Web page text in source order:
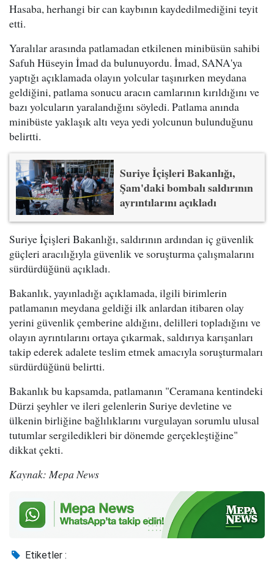
Hasaba, herhangi bir can kaybının kaydedilmediğini teyit
etti.
Yaralılar arasında patlamadan etkilenen minibüsün sahibi
Safuh Hüseyin İmad da bulunuyordu. İmad, SANA'ya
yaptığı açıklamada olayın yolcular taşınırken meydana
geldiğini, patlama sonucu aracın camlarının kırıldığını ve
bazı yolcuların yaralandığını söyledi. Patlama anında
minibüste yaklaşık altı veya yedi yolcunun bulunduğunu
belirtti.
Suriye İçişleri Bakanlığı,
Şam'daki bombalı saldırının
ayrıntılarını açıkladı
Suriye İçişleri Bakanlığı, saldırının ardından iç güvenlik
güçleri aracılığıyla güvenlik ve soruşturma çalışmalarını
sürdürdüğünü açıkladı.
Bakanlık, yayınladığı açıklamada, ilgili birimlerin
patlamanın meydana geldiği ilk anlardan itibaren olay
yerini güvenlik çemberine aldığını, delilleri topladığını ve
olayın ayrıntılarını ortaya çıkarmak, saldırıya karışanları
takip ederek adalete teslim etmek amacıyla soruşturmaları
sürdürdüğünü belirtti.
Bakanlık bu kapsamda, patlamanın "Ceramana kentindeki
Dürzi şeyhler ve ileri gelenlerin Suriye devletine ve
ülkenin birliğine bağlılıklarını vurgulayan sorumlu ulusal
tutumlar sergiledikleri bir dönemde gerçekleştiğine"
dikkat çekti.
Kaynak: Mepa News
Etiketler :